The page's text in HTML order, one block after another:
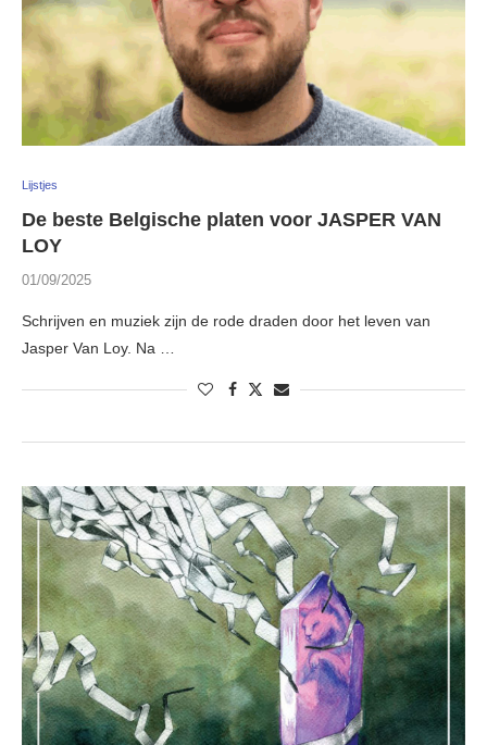
Lijstjes
De beste Belgische platen voor JASPER VAN
LOY
01/09/2025
Schrijven en muziek zijn de rode draden door het leven van
Jasper Van Loy. Na …